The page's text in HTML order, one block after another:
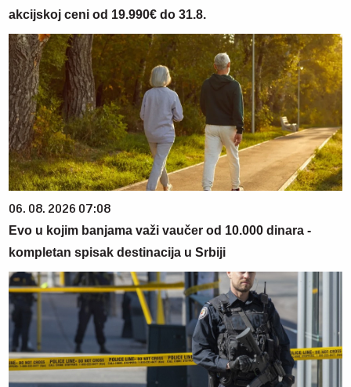
akcijskoj ceni od 19.990€ do 31.8.
06. 08. 2026 07:08
Evo u kojim banjama važi vaučer od 10.000 dinara -
kompletan spisak destinacija u Srbiji